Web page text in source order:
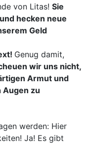
von Litas! Sie
hecken neue
Geld
Genug damit,
wir uns nicht,
Armut und
zu
werden: Hier
Ja! Es gibt